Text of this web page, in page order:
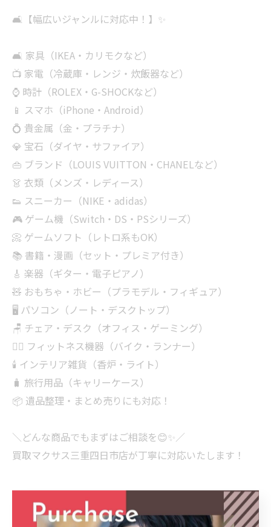
🛋【幅広いジャンルに対応中！】✨
🛋 家具（IKEA・カリモクなど）
📺 家電（冷蔵庫・レンジ・炊飯器など）
⌚ 時計（ROLEX・G-SHOCKなど）
📱 スマホ（iPhone・Android）
💍 貴金属（金・プラチナ）
💎 宝石（ダイヤ・サファイア）
👜 ブランド（LOUIS VUITTON・CHANELなど）
👗 衣類（メンズ・レディース）
👟 スニーカー（NIKE・adidas）
🎮 ゲーム機（Switch・DS・PSシリーズ）
📀 ゲームソフト（レトロ系もOK）
📚 書籍・漫画（セット・プレミア付き）
🎸 楽器（ギター・電子ピアノ）
🧸 おもちゃ・ホビー（プラモデル・フィギュア）
🖥 パソコン（ノート・デスクトップ）
🪑 チェア・デスク（オフィス・ゲーミング）
🏋‍♂️ フィットネス機器（バイク・ランナー）
🕯 インテリア雑貨（香炉・ライト）
🧳 旅行用品（キャリーケース）
📦 遺品整理・まとめ売りにも対応！
＼どんな商品でもまずはご相談を😊✨／
買取マクサス三重四日市店が丁寧に対応いたします！
———————